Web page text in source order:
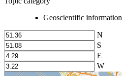
Geoscientific information
N
S
E
W